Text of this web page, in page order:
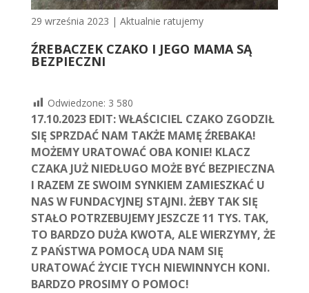
29 września 2023 | Aktualnie ratujemy
ŹREBACZEK CZAKO I JEGO MAMA SĄ
BEZPIECZNI
Odwiedzone: 3 580
17.10.2023 EDIT: WŁAŚCICIEL CZAKO ZGODZIŁ
SIĘ SPRZDAĆ NAM TAKŻE MAMĘ ŹREBAKA!
MOŻEMY URATOWAĆ OBA KONIE! KLACZ
CZAKA JUŻ NIEDŁUGO MOŻE BYĆ BEZPIECZNA
I RAZEM ZE SWOIM SYNKIEM ZAMIESZKAĆ U
NAS W FUNDACYJNEJ STAJNI.ŻEBY TAK SIĘ
STAŁO POTRZEBUJEMY JESZCZE 11 TYS. TAK,
TO BARDZO DUŻA KWOTA, ALE WIERZYMY, ŻE
Z PAŃSTWA POMOCĄ UDA NAM SIĘ
URATOWAĆ ŻYCIE TYCH NIEWINNYCH KONI.
BARDZO PROSIMY O POMOC!